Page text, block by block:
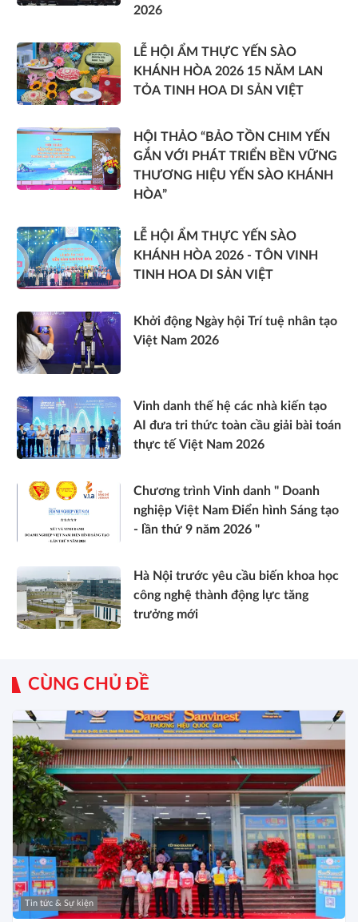
2026
LỄ HỘI ẨM THỰC YẾN SÀO
KHÁNH HÒA 2026 15 NĂM LAN
TỎA TINH HOA DI SẢN VIỆT
HỘI THẢO “BẢO TỒN CHIM YẾN
GẮN VỚI PHÁT TRIỂN BỀN VỮNG
THƯƠNG HIỆU YẾN SÀO KHÁNH
HÒA”
LỄ HỘI ẨM THỰC YẾN SÀO
KHÁNH HÒA 2026 - TÔN VINH
TINH HOA DI SẢN VIỆT
Khởi động Ngày hội Trí tuệ nhân tạo
Việt Nam 2026
Vinh danh thế hệ các nhà kiến tạo
AI đưa tri thức toàn cầu giải bài toán
thực tế Việt Nam 2026
Chương trình Vinh danh " Doanh
nghiệp Việt Nam Điển hình Sáng tạo
- lần thứ 9 năm 2026 "
Hà Nội trước yêu cầu biến khoa học
công nghệ thành động lực tăng
trưởng mới
CÙNG CHỦ ĐỀ
Tin tức & Sự kiện